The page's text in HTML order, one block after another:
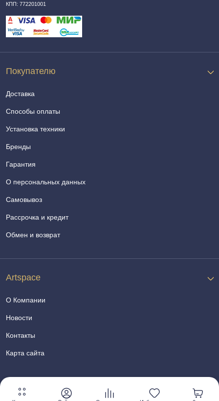
КПП: 772201001
Покупателю
Доставка
Способы оплаты
Установка техники
Бренды
Гарантия
О персональных данных
Самовывоз
Рассрочка и кредит
Обмен и возврат
Artspace
О Компании
Новости
Контакты
Карта сайта